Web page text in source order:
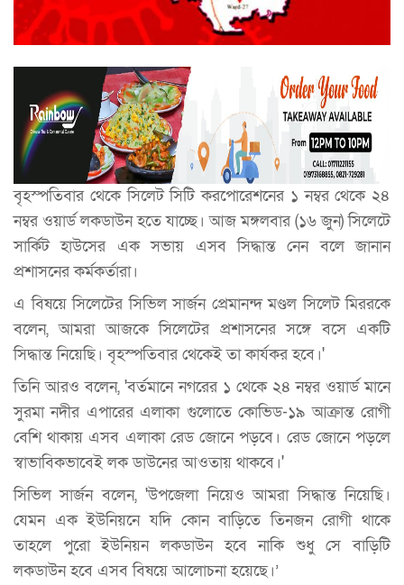
বৃহস্পতিবার থেকে সিলেট সিটি করপোরেশনের ১ নম্বর থেকে ২৪
নম্বর ওয়ার্ড লকডাউন হতে যাচ্ছে। আজ মঙ্গলবার (১৬ জুন) সিলেটে
সার্কিট হাউসের এক সভায় এসব সিদ্ধান্ত নেন বলে জানান
প্রশাসনের কর্মকর্তারা।
এ বিষয়ে সিলেটের সিভিল সার্জন প্রেমানন্দ মণ্ডল সিলেট মিররকে
বলেন, আমরা আজকে সিলেটের প্রশাসনের সঙ্গে বসে একটি
সিদ্ধান্ত নিয়েছি। বৃহস্পতিবার থেকেই তা কার্যকর হবে।'
তিনি আরও বলেন, 'বর্তমানে নগরের ১ থেকে ২৪ নম্বর ওয়ার্ড মানে
সুরমা নদীর এপারের এলাকা গুলোতে কোভিড-১৯ আক্রান্ত রোগী
বেশি থাকায় এসব এলাকা রেড জোনে পড়বে। রেড জোনে পড়লে
স্বাভাবিকভাবেই লক ডাউনের আওতায় থাকবে।'
সিভিল সার্জন বলেন, 'উপজেলা নিয়েও আমরা সিদ্ধান্ত নিয়েছি।
যেমন এক ইউনিয়নে যদি কোন বাড়িতে তিনজন রোগী থাকে
তাহলে পুরো ইউনিয়ন লকডাউন হবে নাকি শুধু সে বাড়িটি
লকডাউন হবে এসব বিষয়ে আলোচনা হয়েছে।’